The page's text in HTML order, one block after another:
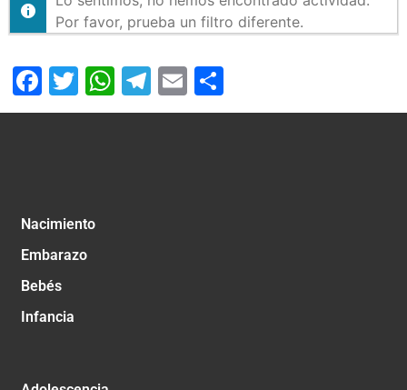
Por favor, prueba un filtro diferente.
Facebook
Twitter
WhatsApp
Telegram
Email
Nacimiento
Embarazo
Bebés
Infancia